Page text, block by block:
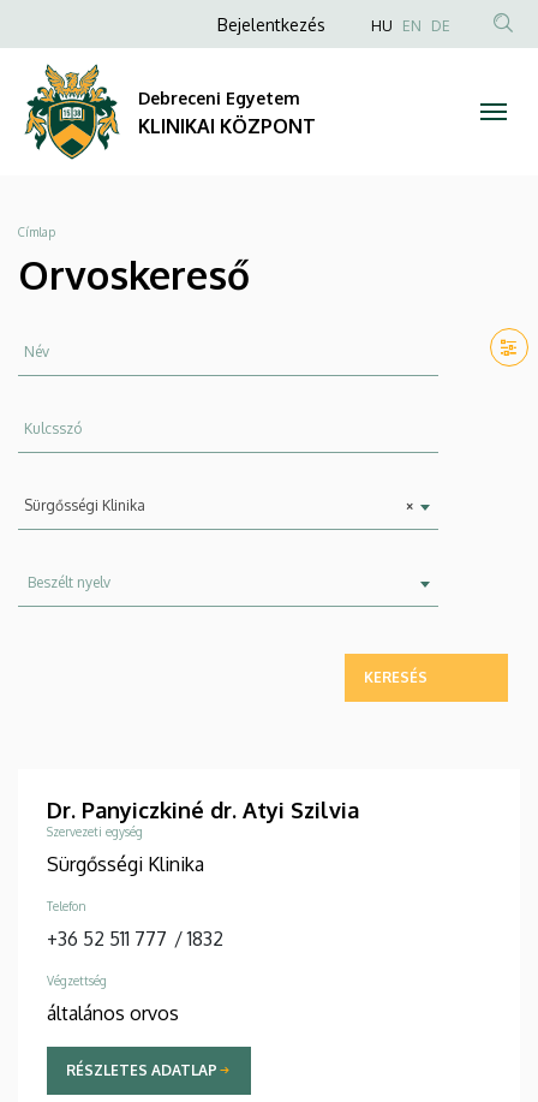
Orvoskereső
KLINIKAI
KÖZPONT
a
tartalomra
Anonim
fiók
menüje
Bejelentkezés HU EN DE
Debreceni Egyetem
KLINIKAI KÖZPONT
Morzsa
Címlap
Orvoskereső
Név
Kulcsszó
Szervezeti
egység
×
Sürgősségi Klinika
Beszélt
nyelv
Beszélt nyelv
Dr. Panyiczkiné dr. Atyi Szilvia
Szervezeti egység
Sürgősségi Klinika
Telefon
+36 52 511 777 / 1832
Végzettség
általános orvos
RÉSZLETES ADATLAP